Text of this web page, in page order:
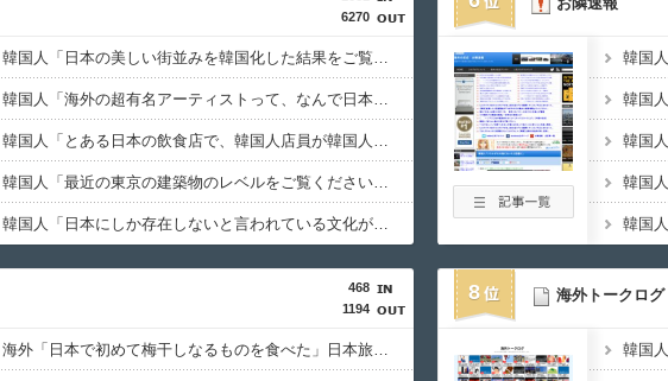
韓国人「MLBで日本人より韓国人選手のほうがこの能力だけは上だよね」
外国人「日本の入国管理局で腹が立ったことはお前らがちゃんと列に並ばないことだ」
韓国人「熊本地震発生時の病院手術中に突然の大揺れが凄まじい状況だ」
海外「さすが日本！」日本の医療従事者の倫理観の高さに海外が超感動
海外「日本の科学者が猫の寿命を2倍に上げる注射剤を開発。これこそノーベル賞だろ！」
6270
韓国人「日本の美しい街並みを韓国化した結果をご覧ください・・・」
韓国人「海外の超有名アーティストって、なんで日本には訪れるのに、我が国には全く来てくれないんだ・・・？」
韓国人「とある日本の飲食店で、韓国人店員が韓国人団体客と口論になった理由がこちら・・・」
韓国人「最近の東京の建築物のレベルをご覧ください・・・」
韓国人「日本にしか存在しないと言われている文化がこちら・・・」
468
1194
海外「日本で初めて梅干しなるものを食べた」日本旅行で食べた変わった食べ物に対する海外の反応
8 海外トークログ